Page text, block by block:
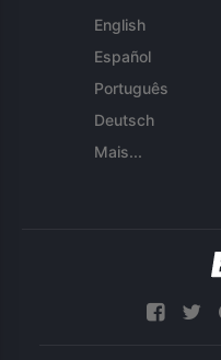
English
Español
Português
Deutsch
Mais...